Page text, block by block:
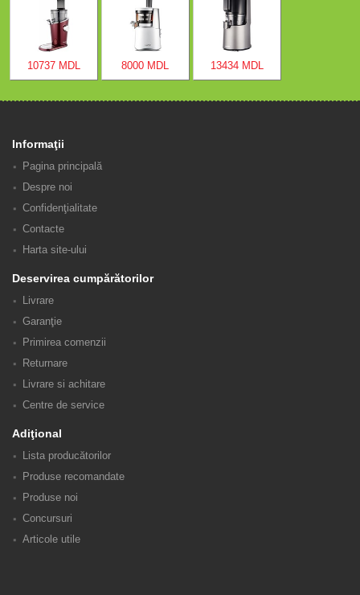
10737 MDL 8000 MDL 13434 MDL
Informaţii
Pagina principală
Despre noi
Confidenţialitate
Contacte
Harta site-ului
Deservirea cumpărătorilor
Livrare
Garanţie
Primirea comenzii
Returnare
Livrare si achitare
Centre de service
Adiţional
Lista producătorilor
Produse recomandate
Produse noi
Concursuri
Articole utile